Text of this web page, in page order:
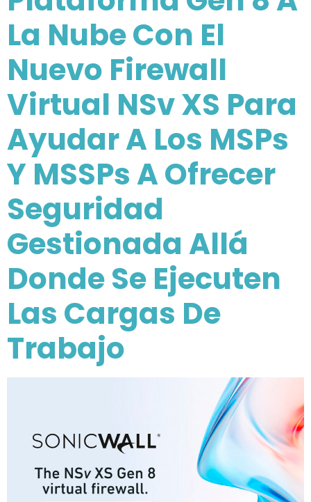
La Nube Con El
Nuevo Firewall
Virtual NSv XS Para
Ayudar A Los MSPs
Y MSSPs A Ofrecer
Seguridad
Gestionada Allá
Donde Se Ejecuten
Las Cargas De
Trabajo